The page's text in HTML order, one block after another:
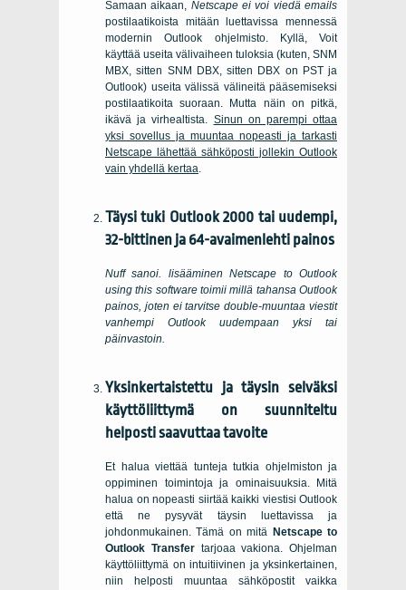
Samaan aikaan, Netscapeei voi viedä emails
postilaatikoista mitään luettavissa mennessä
moderninOutlook ohjelmisto. Kyllä, Voit
käyttää useita välivaiheen tuloksia (kuten, SNM
MBX, sitten SNM DBX, sitten DBX on PST ja
Outlook) useita välissä välineitä pääsemiseksi
postilaatikoita suoraan. Mutta näin on pitkä,
ikävä ja virhealtista. Sinun on parempi ottaa
yksi sovellus ja muuntaa nopeasti ja tarkasti
Netscape lähettää sähköposti jollekin Outlook
vain yhdellä kertaa.
Täysi tuki Outlook2000 tai uudempi,
32-bittinen ja 64-avaimenlehti painos
Nuff sanoi. lisääminenNetscape to Outlook
using this software toimii millä tahansa Outlook
painos, joten ei tarvitse double-muuntaa viestit
vanhempi Outlookuudempaan yksi tai
päinvastoin.
Yksinkertaistettu ja täysin selväksi
käyttöliittymä on suunniteltu
helposti saavuttaa tavoite
Et halua viettää tunteja tutkia ohjelmiston ja
oppiminen toimintoja ja ominaisuuksia. Mitä
halua on nopeasti siirtää kaikki viestisi Outlook
että ne pysyvät täysin luettavissa ja
johdonmukainen. Tämä on mitä Netscape to
Outlook Transfertarjoaa vakiona. Ohjelman
käyttöliittymä on intuitiivinen ja yksinkertainen,
niin helposti muuntaa sähköpostit vaikka